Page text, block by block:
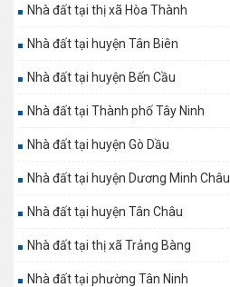
Nhà đất tại thị xã Hòa Thành
Nhà đất tại huyện Tân Biên
Nhà đất tại huyện Bến Cầu
Nhà đất tại Thành phố Tây Ninh
Nhà đất tại huyện Gò Dầu
Nhà đất tại huyện Dương Minh Châu
Nhà đất tại huyện Tân Châu
Nhà đất tại thị xã Trảng Bàng
Nhà đất tại phường Tân Ninh